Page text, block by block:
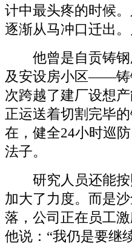
计中最头疼的时候
逐渐从马冲口迁出。
他曾是自贡铸钢
及安设房小区——铸
次跨越了建厂设想
正运送着切割完毕
在，健全24小时巡
法子。
研究人员还能按
加大了力度。而是
落，公司正在员工
他说：“我仍是要继